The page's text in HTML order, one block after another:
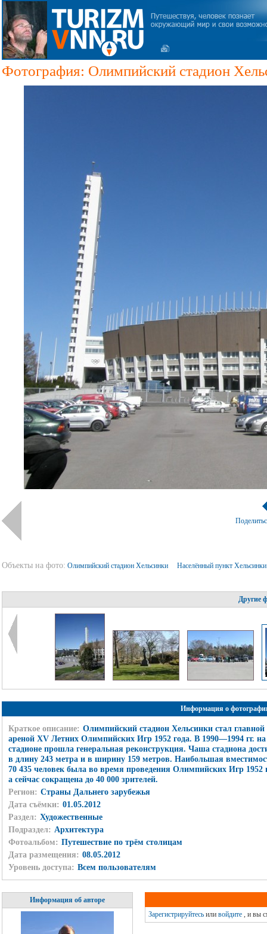
Фотография: Олимпийский стадион
Объекты на фото: Олимпийский стадион Хельсинки Населённый пункт
Другие
Информация о
Краткое описание: Олимпийский стадион Хельсинки стал главной
ареной XV Летних Олимпийских Игр 1952 года. В 1990—1994 гг. на
стадионе прошла генеральная реконструкция. Чаша стадиона
в длину 243 метра и в ширину 159 метров. Наибольшая
70 435 человек была во время проведения Олимпийских Игр 1952
а сейчас сокращена до 40 000 зрителей.
Регион: Страны Дальнего зарубежья
Дата съёмки: 01.05.2012
Раздел: Художественные
Подраздел: Архитектура
Фотоальбом: Путешествие по трём столицам
Дата размещения: 08.05.2012
Уровень доступа: Всем пользователям
Информация об авторе
Зарегистрируйтесьили войдите, и вы